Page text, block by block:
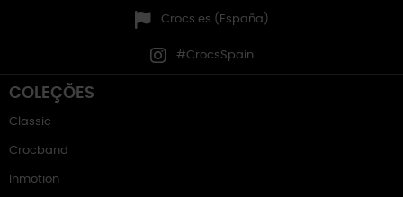
Crocs.es (España)
#CrocsSpain
COLEÇÕES
Classic
Crocband
Inmotion